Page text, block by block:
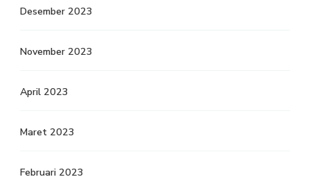
Desember 2023
November 2023
April 2023
Maret 2023
Februari 2023